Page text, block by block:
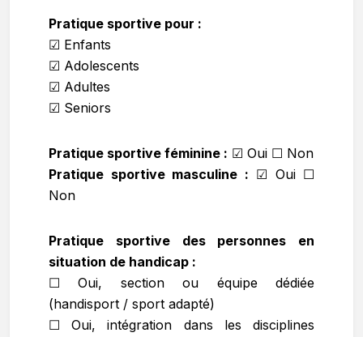
Pratique sportive pour :
☑ Enfants
☑ Adolescents
☑ Adultes
☑ Seniors
Pratique sportive féminine : ☑ Oui ☐ Non
Pratique sportive masculine : ☑ Oui ☐
Non
Pratique sportive des personnes en
situation de handicap :
☐ Oui, section ou équipe dédiée
(handisport / sport adapté)
☐ Oui, intégration dans les disciplines